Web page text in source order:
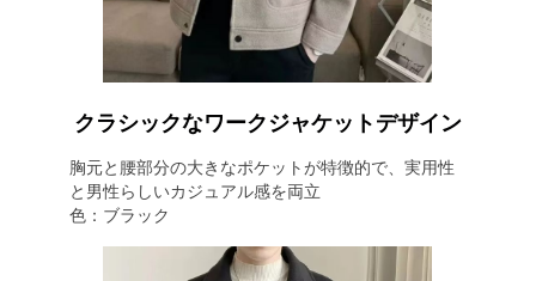
クラシックなワークジャケットデザイン
胸元と腰部分の大きなポケットが特徴的で、実用性
と男性らしいカジュアル感を両立
色：ブラック